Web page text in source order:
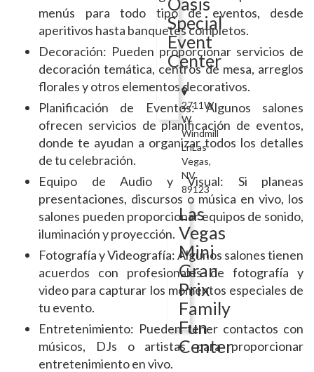
Special
Event
Center
2711W
W
Windmill
LnLas
Vegas,
NV
89123
Las
Vegas
Mini
Gran
Prix
Family
Fun
Center
menús para todo tipo de eventos, desde
aperitivos hasta banquetes completos.
Decoración: Pueden proporcionar servicios de
decoración temática, centros de mesa, arreglos
florales y otros elementos decorativos.
Planificación de Eventos: Algunos salones
ofrecen servicios de planificación de eventos,
donde te ayudan a organizar todos los detalles
de tu celebración.
Equipo de Audio y Visual: Si planeas
presentaciones, discursos o música en vivo, los
salones pueden proporcionar equipos de sonido,
iluminación y proyección.
Fotografía y Videografía: Algunos salones tienen
acuerdos con profesionales de fotografía y
video para capturar los momentos especiales de
tu evento.
Entretenimiento: Pueden tener contactos con
músicos, DJs o artistas para proporcionar
entretenimiento en vivo.